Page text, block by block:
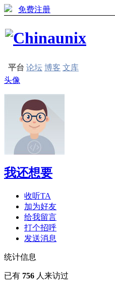
免费注册
平台 论坛 博客 文库
头像
我还想要
收听TA
加为好友
给我留言
打个招呼
发送消息
统计信息
已有 756 人来访过